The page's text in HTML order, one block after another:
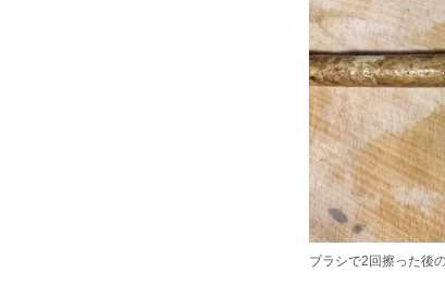
ブラシで2回擦った後